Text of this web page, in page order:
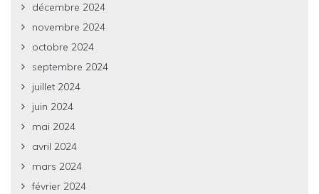
décembre 2024
novembre 2024
octobre 2024
septembre 2024
juillet 2024
juin 2024
mai 2024
avril 2024
mars 2024
février 2024